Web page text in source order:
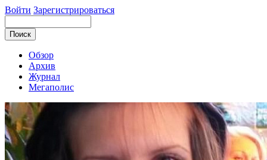
Войти Зарегистрироваться
Обзор
Архив
Журнал
Мегаполис